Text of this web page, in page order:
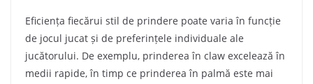
Eficiența fiecărui stil de prindere poate varia în funcție
de jocul jucat și de preferințele individuale ale
jucătorului. De exemplu, prinderea în claw excelează în
medii rapide, în timp ce prinderea în palmă este mai